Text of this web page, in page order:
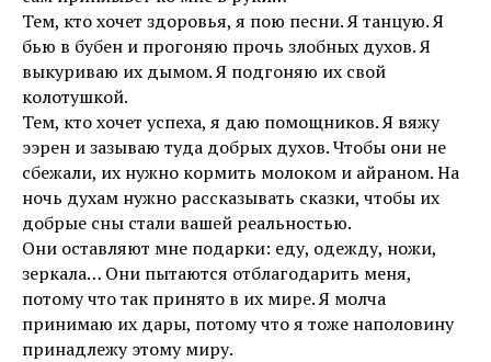
Тем, кто хочет здоровья, я пою песни. Я танцую. Я
бью в бубен и прогоняю прочь злобных духов. Я
выкуриваю их дымом. Я подгоняю их свой
колотушкой.
Тем, кто хочет успеха, я даю помощников. Я вяжу
ээрен и зазываю туда добрых духов. Чтобы они не
сбежали, их нужно кормить молоком и айраном. На
ночь духам нужно рассказывать сказки, чтобы их
добрые сны стали вашей реальностью.
Они оставляют мне подарки: еду, одежду, ножи,
зеркала… Они пытаются отблагодарить меня,
потому что так принято в их мире. Я молча
принимаю их дары, потому что я тоже наполовину
принадлежу этому миру.